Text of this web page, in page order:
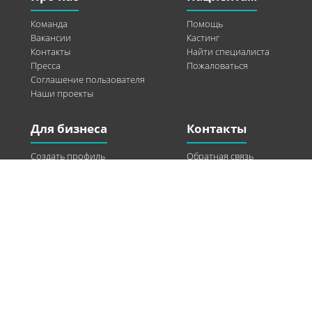
Команда
Вакансии
Контакты
Пресса
Соглашение пользователя
Наши проекты
Помощь
Кастинг
Найти специалиста
Пожаловаться
Для бизнеса
Создать профиль
Контакты
Обратная связь